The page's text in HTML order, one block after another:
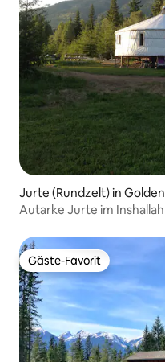
Jurte (Rundzelt) in Golden
Autarke Jurte im Inshallah
Gäste-Favorit
Gäste-Favorit